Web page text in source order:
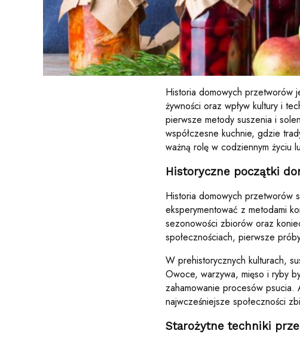
Historia domowych przetworów
żywności oraz wpływ kultury i
pierwsze metody suszenia i
współczesne kuchnie, gdzie
ważną rolę w codziennym życiu
Historyczne początki
Historia domowych przetworów
eksperymentować z metodami
sezonowości zbiorów oraz
społecznościach, pierwsze
W prehistorycznych kulturach,
Owoce, warzywa, mięso i ryby
zahamowanie procesów
najwcześniejsze społeczności
Starożytne techniki